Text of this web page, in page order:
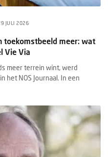
JULI 2026
toekomstbeeld meer: wat
Vie Via
meer terrein wint, werd
het NOS Journaal. In een